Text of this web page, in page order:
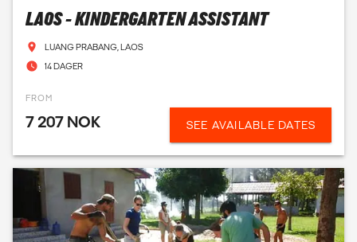
LAOS - KINDERGARTEN ASSISTANT
LUANG PRABANG, LAOS
14 DAGER
FROM
7 207 NOK SEE AVAILABLE DATES